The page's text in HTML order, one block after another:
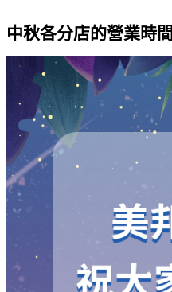
中秋各分店的營業時間